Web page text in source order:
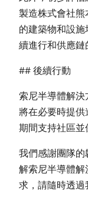
製造株式會社
的建築物和設
續進行和供應鏈
## 後續行動
索尼半導體解
將在必要時提
期間支持社區並
我們感謝團隊
解索尼半導體
求，請隨時透過